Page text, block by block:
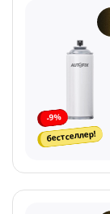
-9%
бестселлер!